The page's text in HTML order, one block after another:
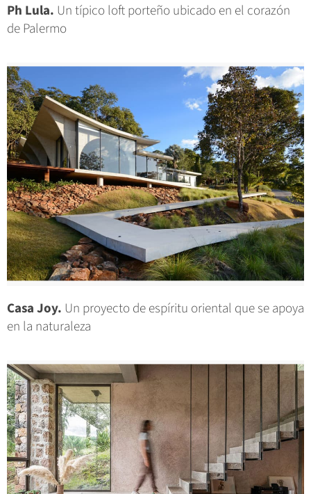
Ph Lula. Un típico loft porteño ubicado en el corazón
de Palermo
Casa Joy. Un proyecto de espíritu oriental que se apoya
en la naturaleza